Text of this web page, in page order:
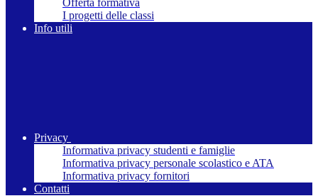
Offerta formativa
I progetti delle classi
Info utili
Privacy
Informativa privacy studenti e famiglie
Informativa privacy personale scolastico e ATA
Informativa privacy fornitori
Contatti